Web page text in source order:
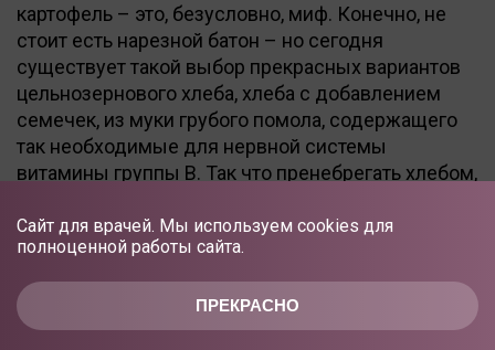
ПРЕКРАСНО
Сайт для врачей. Мы используем cookies для
полноценной работы сайта.
картофель – это, безусловно, миф. Конечно, не
стоит есть нарезной батон – но сегодня
существует такой выбор прекрасных вариантов
цельнозернового хлеба, хлеба с добавлением
семечек, из муки грубого помола, содержащего
так необходимые для нервной системы
витамины группы В. Так что пренебрегать хлебом,
Картофель, конечно, не должен быть на вашем
столе каждый день. Но и его не стоит совсем
исключать из рациона: нужно помнить, что это